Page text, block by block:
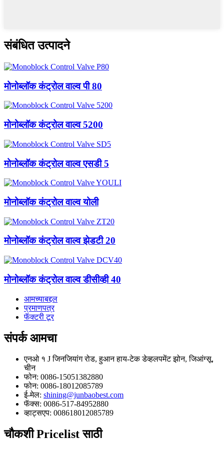
संबंधित उत्पादने
मोनोब्लॉक कंट्रोल वाल्व पी 80
मोनोब्लॉक कंट्रोल वाल्व 5200
मोनोब्लॉक कंट्रोल वाल्व एसडी 5
मोनोब्लॉक कंट्रोल वाल्व योली
मोनोब्लॉक कंट्रोल वाल्व झेडटी 20
मोनोब्लॉक कंट्रोल वाल्व डीसीव्ही 40
आमच्याबद्दल
प्रमाणपत्र
फॅक्टरी टूर
संपर्कआमचा
एनओ १ J जिनजियांग रोड, हुआन हाय-टेक डेव्हलपमेंट झोन, जिआंग्सू,
चीन
फोन: 0086-15051382880
फोन: 0086-18012085789
ई-मेल: shining@junbaobest.com
फॅक्स: 0086-517-84952880
व्हाट्सएप: 008618012085789
चौकशीPricelist साठी